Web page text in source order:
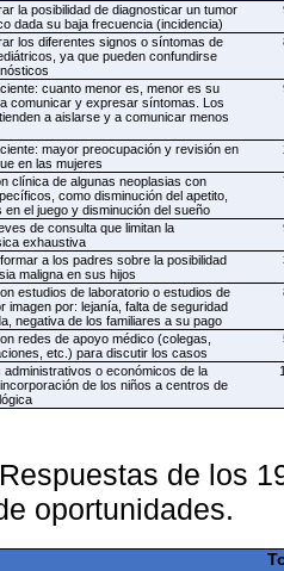
la posibilidad de diagnosticar un tumor
dada su baja frecuencia (incidencia)
los diferentes signos o síntomas de
ya que pueden confundirse
cuanto menor es, menor es su
comunicar y expresar síntomas. Los
a aislarse y a comunicar menos
mayor preocupación y revisión en
en las mujeres
clínica de algunas neoplasias con
como disminución del apetito,
en el juego y disminución del sueño
de consulta que limitan la
exhaustiva
a los padres sobre la posibilidad
maligna en sus hijos
estudios de laboratorio o estudios de
imagen por: lejanía, falta de seguridad
negativa de los familiares a su pago
redes de apoyo médico (colegas,
etc.) para discutir los casos
administrativos o económicos de la
de los niños a centros de
Respuestas de los
oportunidades.